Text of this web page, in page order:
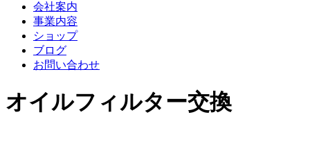
会社案内
事業内容
ショップ
ブログ
お問い合わせ
オイルフィルター交換